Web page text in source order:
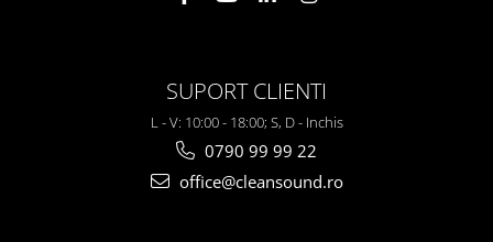
SUPORT CLIENTI
L - V: 10:00 - 18:00; S, D - Inchis
0790 99 99 22
office@cleansound.ro